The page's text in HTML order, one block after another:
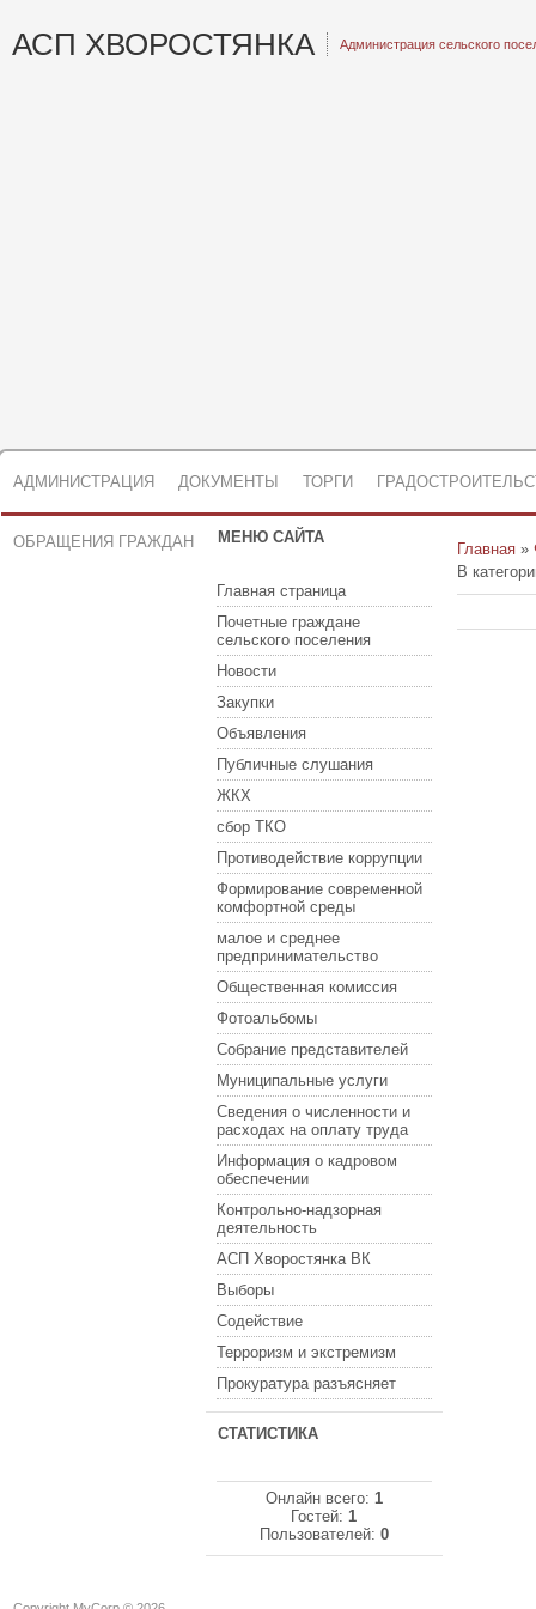
АСП ХВОРОСТЯНКА Администрация сельского
АДМИНИСТРАЦИЯ ДОКУМЕНТЫ ТОРГИ
ОБРАЩЕНИЯ ГРАЖДАН МЕНЮ САЙТА
Главная страница
Почетные граждане
сельского поселения
Новости
Закупки
Объявления
Публичные слушания
ЖКХ
сбор ТКО
Противодействие коррупции
Формирование современной
комфортной среды
малое и среднее
предпринимательство
Общественная комиссия
Фотоальбомы
Собрание представителей
Муниципальные услуги
Сведения о численности и
расходах на оплату труда
Информация о кадровом
обеспечении
Контрольно-надзорная
деятельность
АСП Хворостянка ВК
Выборы
Содействие
Терроризм и экстремизм
Прокуратура разъясняет
СТАТИСТИКА
Онлайн всего: 1
Гостей:1
Пользователей: 0
Главная »
В